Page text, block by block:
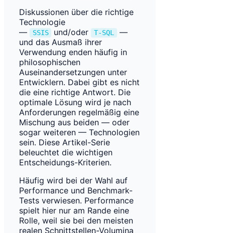
Diskussionen über die richtige
Technologie
—
SSIS und/oder T-SQL
—
und das Ausmaß ihrer
Verwendung enden häufig in
philosophischen
Auseinandersetzungen unter
Entwicklern. Dabei gibt es nicht
die eine richtige Antwort. Die
optimale Lösung wird je nach
Anforderungen regelmäßig eine
Mischung aus beiden — oder
sogar weiteren — Technologien
sein. Diese Artikel-Serie
beleuchtet die wichtigen
Entscheidungs-Kriterien.
Häufig wird bei der Wahl auf
Performance und Benchmark-
Tests verwiesen. Performance
spielt hier nur am Rande eine
Rolle, weil sie bei den meisten
realen Schnittstellen-Volumina